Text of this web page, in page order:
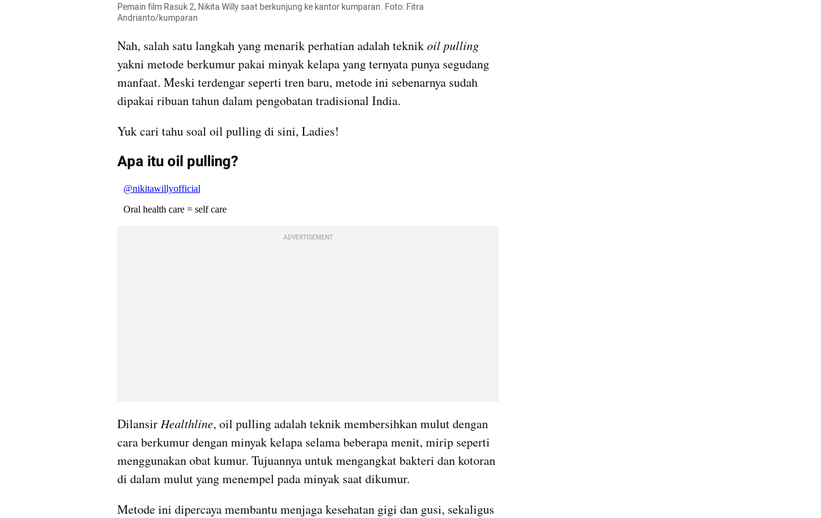
Pemain film Rasuk 2, Nikita Willy saat berkunjung ke kantor kumparan. Foto: Fitra
Andrianto/kumparan
Nah, salah satu langkah yang menarik perhatian adalah teknik
yakni metode berkumur pakai minyak kelapa yang ternyata punya segudang
manfaat. Meski terdengar seperti tren baru, metode ini sebenarnya sudah
dipakai ribuan tahun dalam pengobatan tradisional India.
Yuk cari tahu soal oil pulling di sini, Ladies!
Apa itu oil pulling?
ADVERTISEMENT
Dilansir Healthline, oil pulling adalah teknik membersihkan mulut dengan
cara berkumur dengan minyak kelapa selama beberapa menit, mirip seperti
menggunakan obat kumur. Tujuannya untuk mengangkat bakteri dan kotoran
di dalam mulut yang menempel pada minyak saat dikumur.
Metode ini dipercaya membantu menjaga kesehatan gigi dan gusi, sekaligus